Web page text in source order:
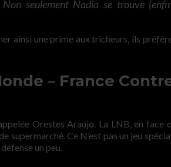
seulement Nadia se trouve
ainsi une prime aux tricheurs, ils
– France
Orestes Araújo. La LNB, en face
supermarché. Ce N’est pas un jeu
un peu.